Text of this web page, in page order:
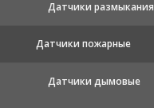
Датчики размыкания
Датчики пожарные
Датчики дымовые